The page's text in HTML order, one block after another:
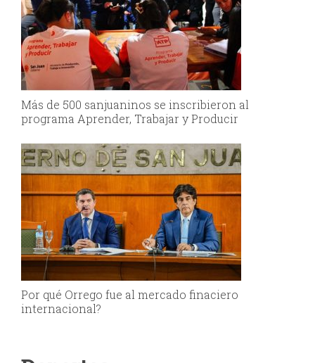
Más de 500 sanjuaninos se inscribieron al
programa Aprender, Trabajar y Producir
Por qué Orrego fue al mercado finaciero
internacional?